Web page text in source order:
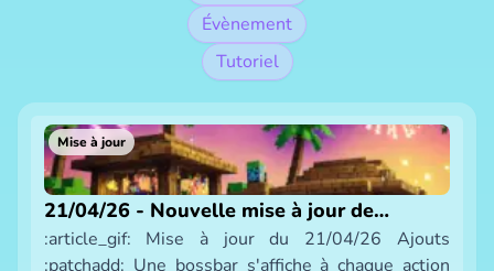
Évènement
Tutoriel
Mise à jour
21/04/26 - Nouvelle mise à jour de
SmeltBlock
:article_gif: Mise à jour du 21/04/26 Ajouts
:patchadd: Une bossbar s'affiche à chaque action